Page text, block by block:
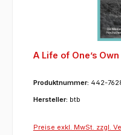
A Life of One’s Own
Produktnummer: 442-
Hersteller: btb
Preise exkl. MwSt. zzgl.